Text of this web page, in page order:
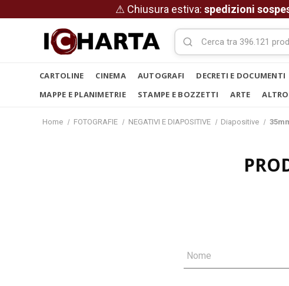
⚠ Chiusura estiva: spedizioni
CARTOLINE CINEMA AUTOGRAFI DECRETI E DOCUMENTI
MAPPE E PLANIMETRIE
STAMPE E BOZZETTI ARTE
Home FOTOGRAFIE NEGATIVI E DIAPOSITIVE Diapositive
Nome